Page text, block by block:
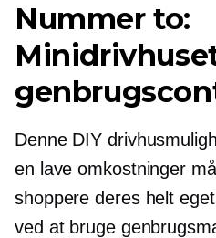
Nummer to:
Denne DIY
en lave omkostninger
shoppere deres helt
ved at bruge